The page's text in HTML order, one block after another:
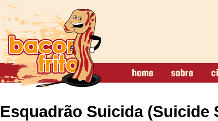
Esquadrão Suicida (Suicide